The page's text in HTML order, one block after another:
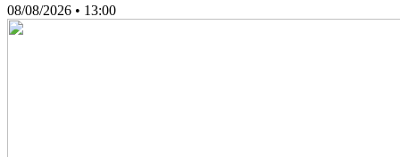
08/08/2026 • 13:00